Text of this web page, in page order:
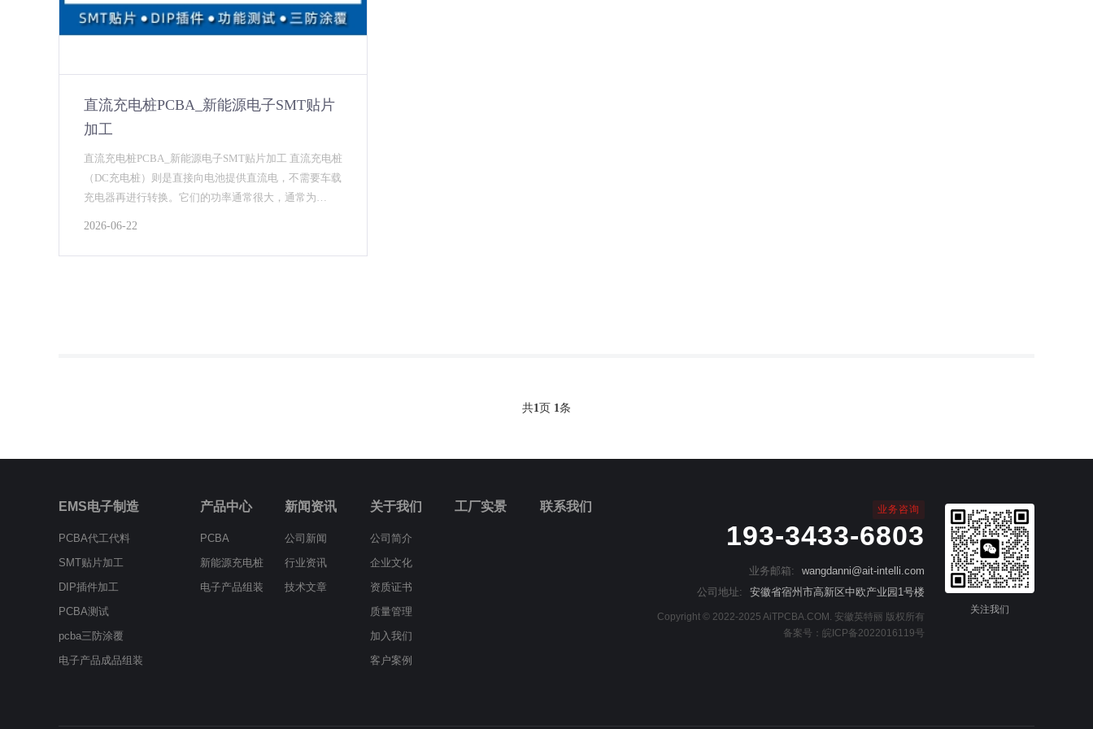
直流充电桩PCBA_新能源电子SMT贴片
加工
直流充电桩PCBA_新能源电子SMT贴片加工 直流充电桩
（DC充电桩）则是直接向电池提供直流电，不需要车载
充电器再进行转换。它们的功率通常很大，通常为
2026-06-22
共1页 1条
EMS电子制造
PCBA代工代料
SMT贴片加工
DIP插件加工
PCBA测试
pcba三防涂覆
电子产品成品组装
产品中心
PCBA
新能源充电桩
电子产品组装
新闻资讯
公司新闻
行业资讯
技术文章
关于我们
公司简介
企业文化
资质证书
质量管理
加入我们
客户案例
工厂实景 联系我们 业务咨询
193-3433-6803
业务邮箱:
wangdanni@ait-intelli.com
公司地址:
安徽省宿州市高新区中欧产业园1号楼
Copyright © 2022-2025 AiTPCBA.COM. 安徽英特丽 版权所有
备案号： 皖ICP备2022016119号
关注我们